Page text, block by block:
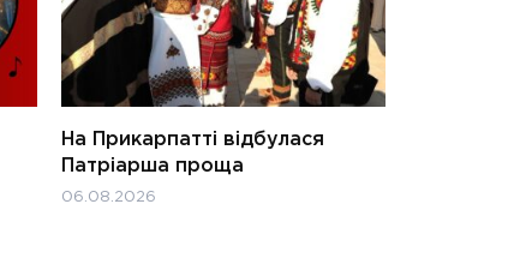
На Прикарпатті відбулася
Патріарша проща
06.08.2026